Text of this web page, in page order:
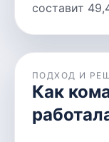
составит
ПОДХОД И
Как